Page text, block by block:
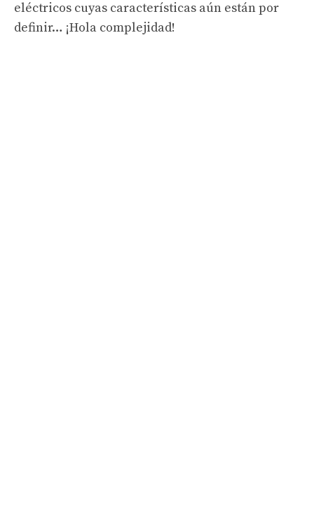
eléctricos cuyas características aún están por
definir… ¡Hola complejidad!